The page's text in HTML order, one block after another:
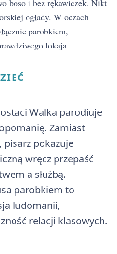
boso i bez rękawiczek. Nikt
ogłady. W oczach
parobkiem,
lokaja.
Walka parodiuje
Zamiast
pisarz pokazuje
wręcz przepaść
a służbą.
parobkiem to
ludomanii,
relacji klasowych.